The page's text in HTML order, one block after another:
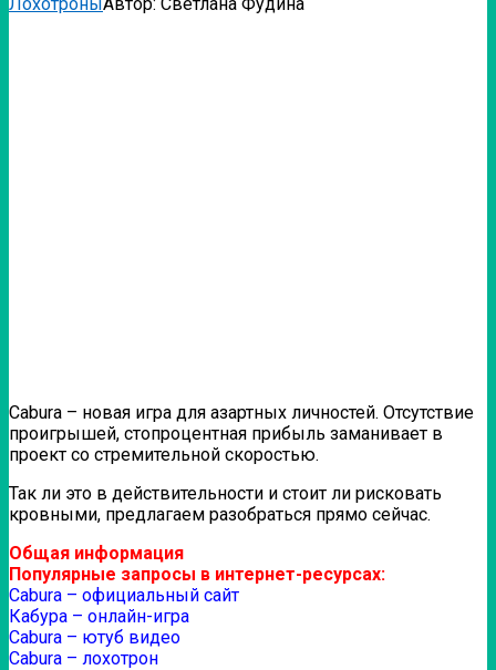
Cabura – новая игра для азартных личностей. Отсутствие
проигрышей, стопроцентная прибыль заманивает в
проект со стремительной скоростью.
Так ли это в действительности и стоит ли рисковать
кровными, предлагаем разобраться прямо сейчас.
Общая информация
Популярные запросы в интернет-ресурсах:
Cabura – официальный сайт
Кабура – онлайн-игра
Cabura – ютуб видео
Cabura – лохотрон